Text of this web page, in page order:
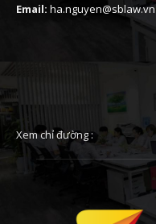
Email: ha.nguyen@sblaw.vn
Xem chỉ đường :